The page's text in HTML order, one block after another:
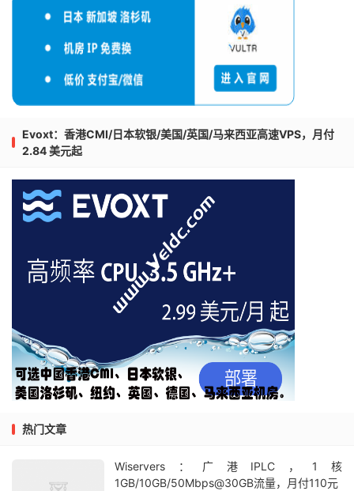
Evoxt：香港CMI/日本软银/美国/英国/马来西亚高速VPS，月付
2.84 美元起
热门文章
Wiservers：广港IPLC，1核
1GB/10GB/50Mbps@30GB流量，月付110元